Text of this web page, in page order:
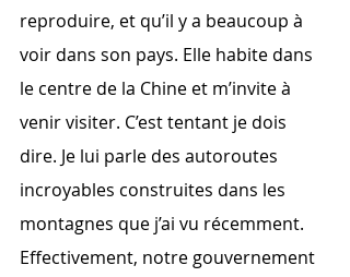
reproduire, et qu’il y a beaucoup à
voir dans son pays. Elle habite dans
le centre de la Chine et m’invite à
venir visiter. C’est tentant je dois
dire. Je lui parle des autoroutes
incroyables construites dans les
montagnes que j’ai vu récemment.
Effectivement, notre gouvernement